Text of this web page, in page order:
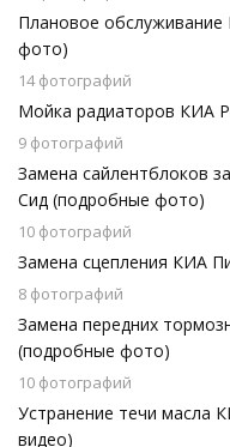
Плановое
фото)
14 фотографий
Мойка радиаторов КИА
9 фотографий
Замена сайлентблоков
Сид (подробные фото)
10 фотографий
Замена сцепления КИА
8 фотографий
Замена передних
(подробные фото)
10 фотографий
Устранение течи масла
видео)